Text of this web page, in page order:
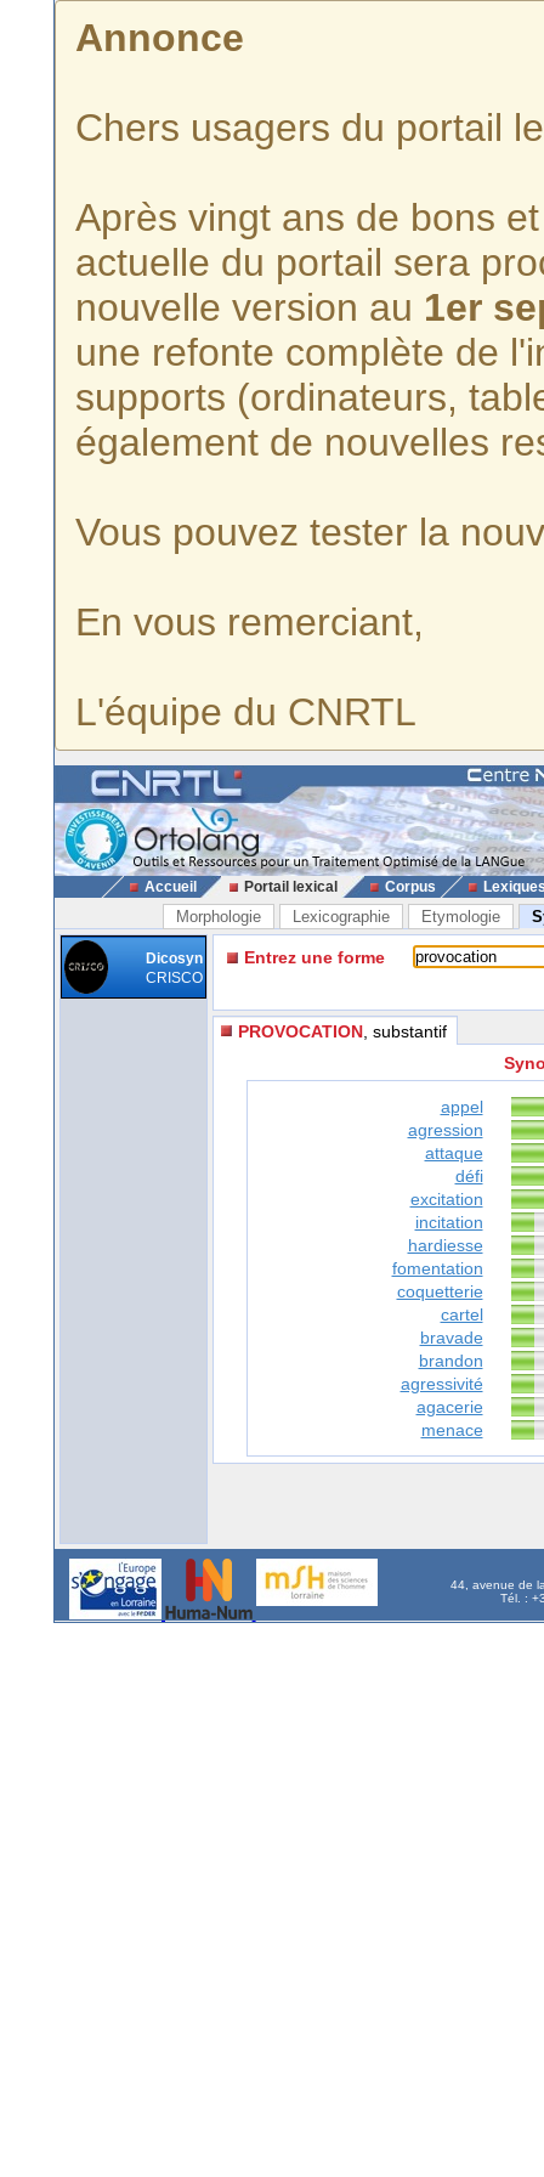
Annonce
Chers usagers du portail
Après vingt ans de bons
actuelle du portail sera
nouvelle version au 1er
une refonte complète de
supports (ordinateurs,
également de nouvelles
Vous pouvez tester la
En vous remerciant,
L'équipe du CNRTL
Accueil Portail lexical Corpus
Morphologie Lexicographie Etymologie
Dicosyn
CRISCO
Entrez une forme
PROVOCATION , substantif
appel
agression
attaque
défi
excitation
incitation
hardiesse
fomentation
coquetterie
cartel
bravade
brandon
agressivité
agacerie
menace
44, avenue de
Tél. :